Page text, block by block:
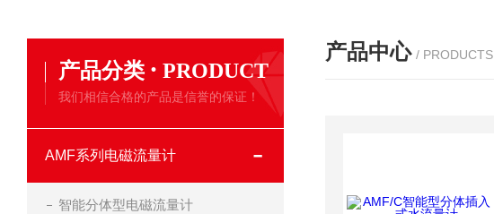
产品分类 · PRODUCT
我们相信合格的产品是信誉的保证！
AMF系列电磁流量计
智能分体型电磁流量计
产品中心 / PRODUCTS